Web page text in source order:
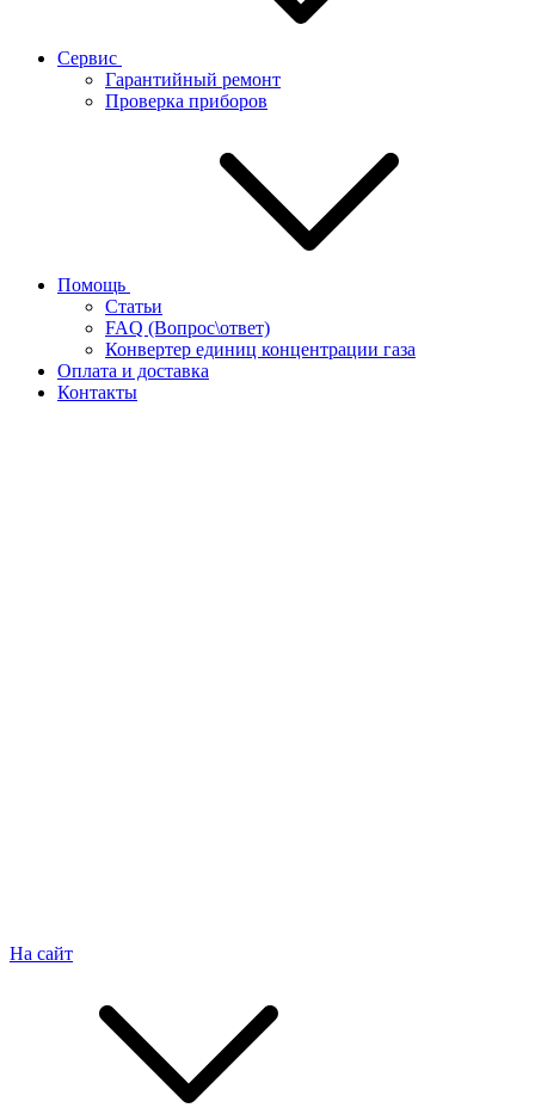
Сервис
Гарантийный ремонт
Проверка приборов
Помощь
Статьи
FAQ (Вопрос\ответ)
Конвертер единиц концентрации газа
Оплата и доставка
Контакты
На сайт